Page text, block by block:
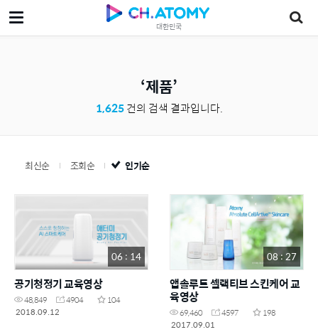
대한민국
제품
1,625건의 검색 결과입니다.
최신순 조회순 인기순
06 : 14
공기청정기 교육영상
48,849 4904
104
2018.09.12
08 : 27
앱솔루트 셀랙티브 스킨케어 교
육영상
69,460 4597
198
2017.09.01